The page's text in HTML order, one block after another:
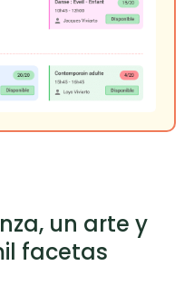
un arte y
facetas